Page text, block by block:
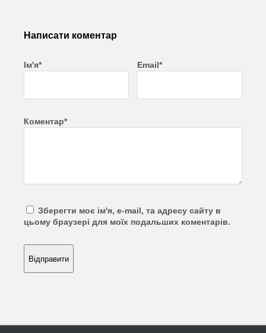
Написати коментар
Ім'я* Email*
Коментар*
Зберегти моє ім'я, e-mail, та адресу сайту в
цьому браузері для моїх подальших коментарів.